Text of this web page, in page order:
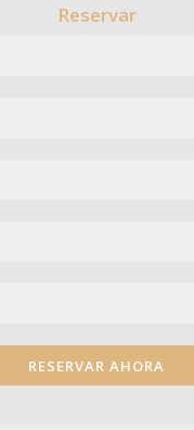
Reservar
RESERVAR AHORA